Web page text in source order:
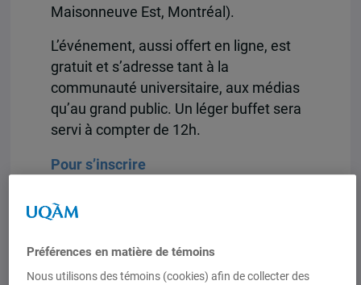
Maisonneuve Est, Montréal).
L’événement, aussi offert en ligne, est
gratuit et s’adresse tant à la
communauté universitaire, aux médias
qu’au grand public. Un léger buffet sera
servi à compter de 12h.
Pour s’inscrire
Dans l’attente des orientations du
premier budget du gouvernement
Préférences en matière de témoins
Nous utilisons des témoins (cookies) afin de collecter des